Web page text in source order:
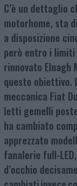
C’è un dettaglio
motorhome, sta
a disposizione
però entro i limiti
rinnovato Elnagh
questo obiettivo.
meccanica Fiat
letti gemelli
ha cambiato
apprezzato
fanalerie full-
d’occhio